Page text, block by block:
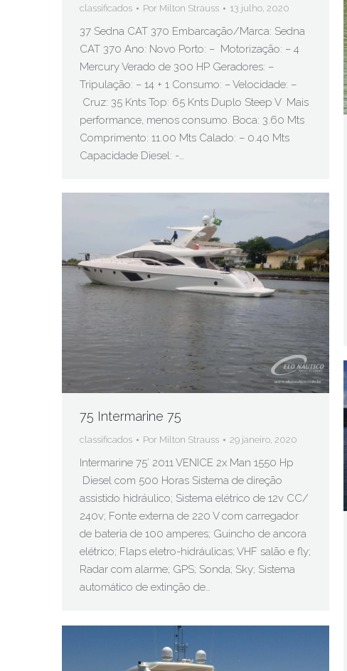
classificados Por Milton Strauss 13 julho, 2020
37 Sedna CAT 370 Embarcação/Marca: Sedna
CAT 370 Ano: Novo Porto: – Motorização: – 4
Mercury Verado de 300 HP Geradores: –
Tripulação: – 14 + 1 Consumo: – Velocidade: –
Cruz: 35 Knts Top: 65 Knts Duplo Steep V Mais
performance, menos consumo. Boca: 3.60 Mts
Comprimento: 11.00 Mts Calado: – 0.40 Mts
Capacidade Diesel: -…
75 Intermarine 75
classificados Por Milton Strauss 29 janeiro, 2020
Intermarine 75’ 2011 VENICE 2x Man 1550 Hp
Diesel com 500 Horas Sistema de direção
assistido hidráulico; Sistema elétrico de 12v CC/
240v; Fonte externa de 220 V com carregador
de bateria de 100 amperes; Guincho de ancora
elétrico; Flaps eletro-hidráulicas; VHF salão e fly;
Radar com alarme; GPS; Sonda; Sky; Sistema
automático de extinção de…